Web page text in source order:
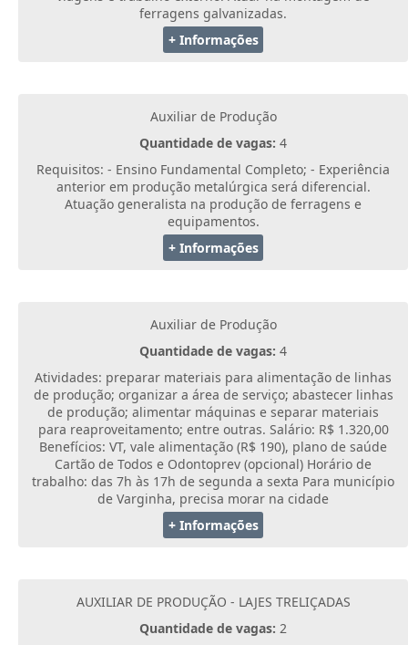
ferragens galvanizadas.
+ Informações
Auxiliar de Produção
Quantidade de vagas: 4
Requisitos: - Ensino Fundamental Completo; - Experiência
anterior em produção metalúrgica será diferencial.
Atuação generalista na produção de ferragens e
equipamentos.
+ Informações
Auxiliar de Produção
Quantidade de vagas: 4
Atividades: preparar materiais para alimentação de linhas
de produção; organizar a área de serviço; abastecer linhas
de produção; alimentar máquinas e separar materiais
para reaproveitamento; entre outras. Salário: R$ 1.320,00
Benefícios: VT, vale alimentação (R$ 190), plano de saúde
Cartão de Todos e Odontoprev (opcional) Horário de
trabalho: das 7h às 17h de segunda a sexta Para município
de Varginha, precisa morar na cidade
+ Informações
AUXILIAR DE PRODUÇÃO - LAJES TRELIÇADAS
Quantidade de vagas: 2